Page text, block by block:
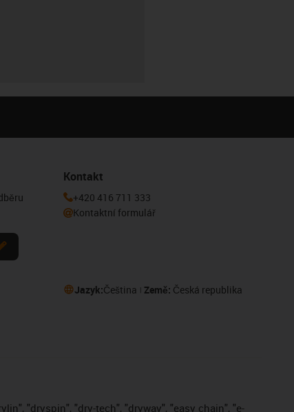
Kontakt
+420 416 711 333
Kontaktní formulář
Jazyk:Čeština Země: Česká republika
"dryspin", "dry-tech", "dryway", "easy chain", "e-